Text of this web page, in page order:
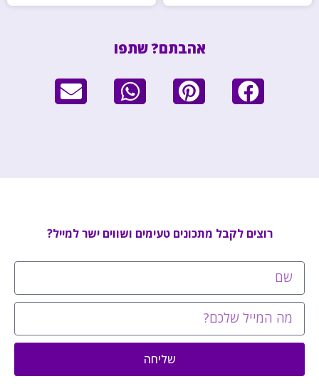
אהבתם? שתפו
רוצים לקבל מתכונים טעימים ושווים ישר למייל?
שליחה